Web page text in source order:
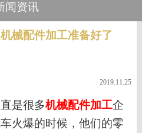
闻资讯
械配件加工准备好了
2019.11.25
是很多机械配件加工企
火爆的时候，他们的零